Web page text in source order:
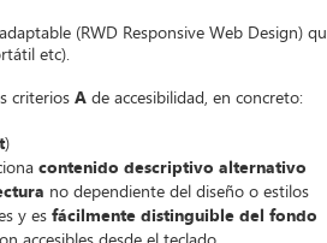
(RWD Responsive Web Design)
etc).
criterios A de accesibilidad, en concreto:
)
contenido descriptivo alternativo
no dependiente del diseño o estilos
y es fácilmente distinguible del fondo